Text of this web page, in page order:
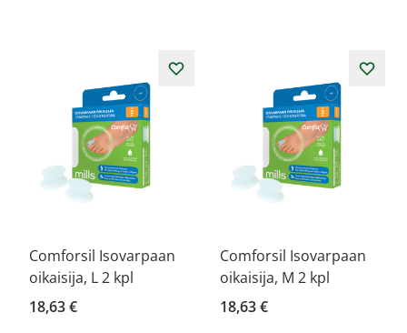
Comforsil Isovarpaan
oikaisija, L 2 kpl
18,63 €
Comforsil Isovarpaan
oikaisija, M 2 kpl
18,63 €